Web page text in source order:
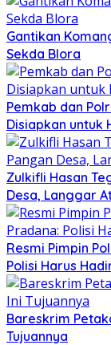
Gantikan
Sekda Blora
Pemkab dan
Disiapkan untuk
Zulkifli Hasan
Desa, Langgar
Resmi Pimpin
Polisi Harus
Bareskrim
Tujuannya